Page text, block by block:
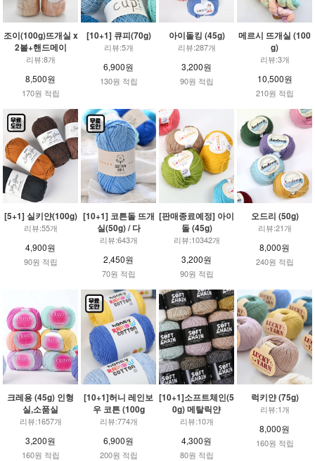
조이(100g)뜨개실 x
2볼+핸드메이
리뷰:8개
8,500원
170원 적립
[10+1] 큐피(70g)
리뷰:5개
6,900원
130원 적립
아이돌킹 (45g)
리뷰:287개
3,200원
90원 적립
메르시 뜨개실 (100
g)
리뷰:3개
10,500원
210원 적립
[5+1] 실키얀(100g)
리뷰:55개
4,900원
90원 적립
[10+1] 코튼돌 뜨개
실(50g) / 다
리뷰:643개
2,450원
70원 적립
[판매종료예정] 아이
돌 (45g)
리뷰:10342개
3,200원
90원 적립
오드리 (50g)
리뷰:21개
8,000원
240원 적립
크레용 (45g) 인형
실,소품실
리뷰:1657개
3,200원
160원 적립
[10+1]허니 레인보
우 코튼 (100g
리뷰:774개
6,900원
200원 적립
[10+1]소프트체인(5
0g) 메탈릭얀
리뷰:10개
4,300원
80원 적립
럭키얀 (75g)
리뷰:1개
8,000원
160원 적립